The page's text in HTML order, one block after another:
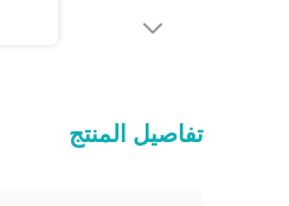
تفاصيل المنتج